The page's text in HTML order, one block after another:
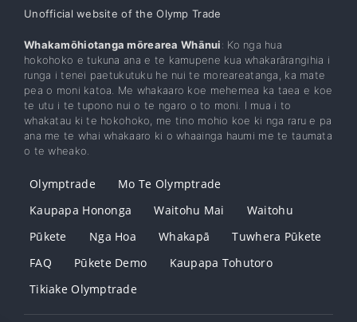
Unofficial website of the Olymp Trade
Whakamōhiotanga mōrearea Whānui: Ko nga hua
hokohoko e tukuna ana e te kamupene kua whakarārangihia i
runga i tenei paetukutuku he nui te moreareatanga, ka mate
pea o moni katoa. Me whakaaro koe mehemea ka taea e koe
te utu i te tupono nui o te ngaro o to moni. I mua i to
whakatau ki te hokohoko, me tino mohio koe ki nga raru e pa
ana me te whai whakaaro ki o whaainga haumi me te taumata
o te wheako.
Olymptrade
Mo Te Olymptrade
Kaupapa Hononga
Waitohu Mai
Waitohu
Pūkete
Nga Hoa Whakapā
Tuwhera Pūkete
FAQ
Pūkete Demo
Kaupapa Tohutoro
Tikiake Olymptrade